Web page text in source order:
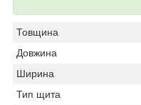
Товщина
Довжина
Ширина
Тип щита